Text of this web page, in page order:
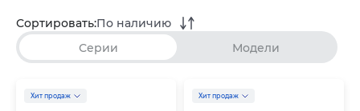
Серии Модели
Сортировать:По наличию
Хит продаж Хит продаж